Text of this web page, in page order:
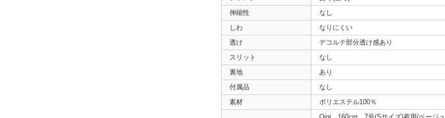
伸縮性
なし
しわ
なりにくい
透け
デコルテ部分透け感あり
スリット
なし
裏地
あり
付属品
なし
素材
ポリエステル100％